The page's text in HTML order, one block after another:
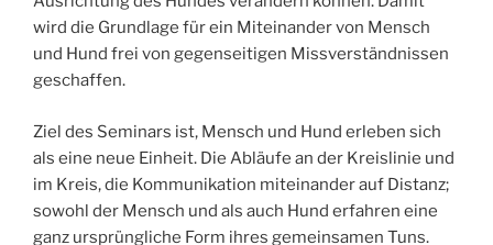
wird die Grundlage für ein Miteinander von Mensch
und Hund frei von gegenseitigen Missverständnissen
geschaffen.
Ziel des Seminars ist, Mensch und Hund erleben sich
als eine neue Einheit. Die Abläufe an der Kreislinie und
im Kreis, die Kommunikation miteinander auf Distanz;
sowohl der Mensch und als auch Hund erfahren eine
ganz ursprüngliche Form ihres gemeinsamen Tuns.